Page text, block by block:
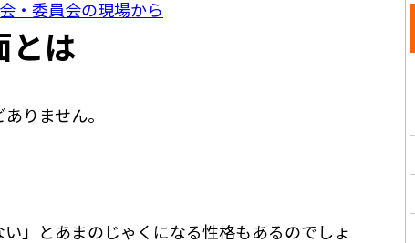
・委員会の現場から
とは
りません。
」とあまのじゃくになる性格もあるのでしょ